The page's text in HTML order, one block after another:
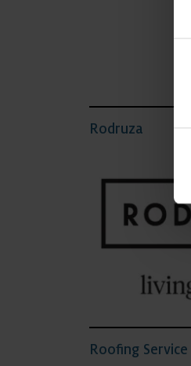
Rodruza
Roofing Service